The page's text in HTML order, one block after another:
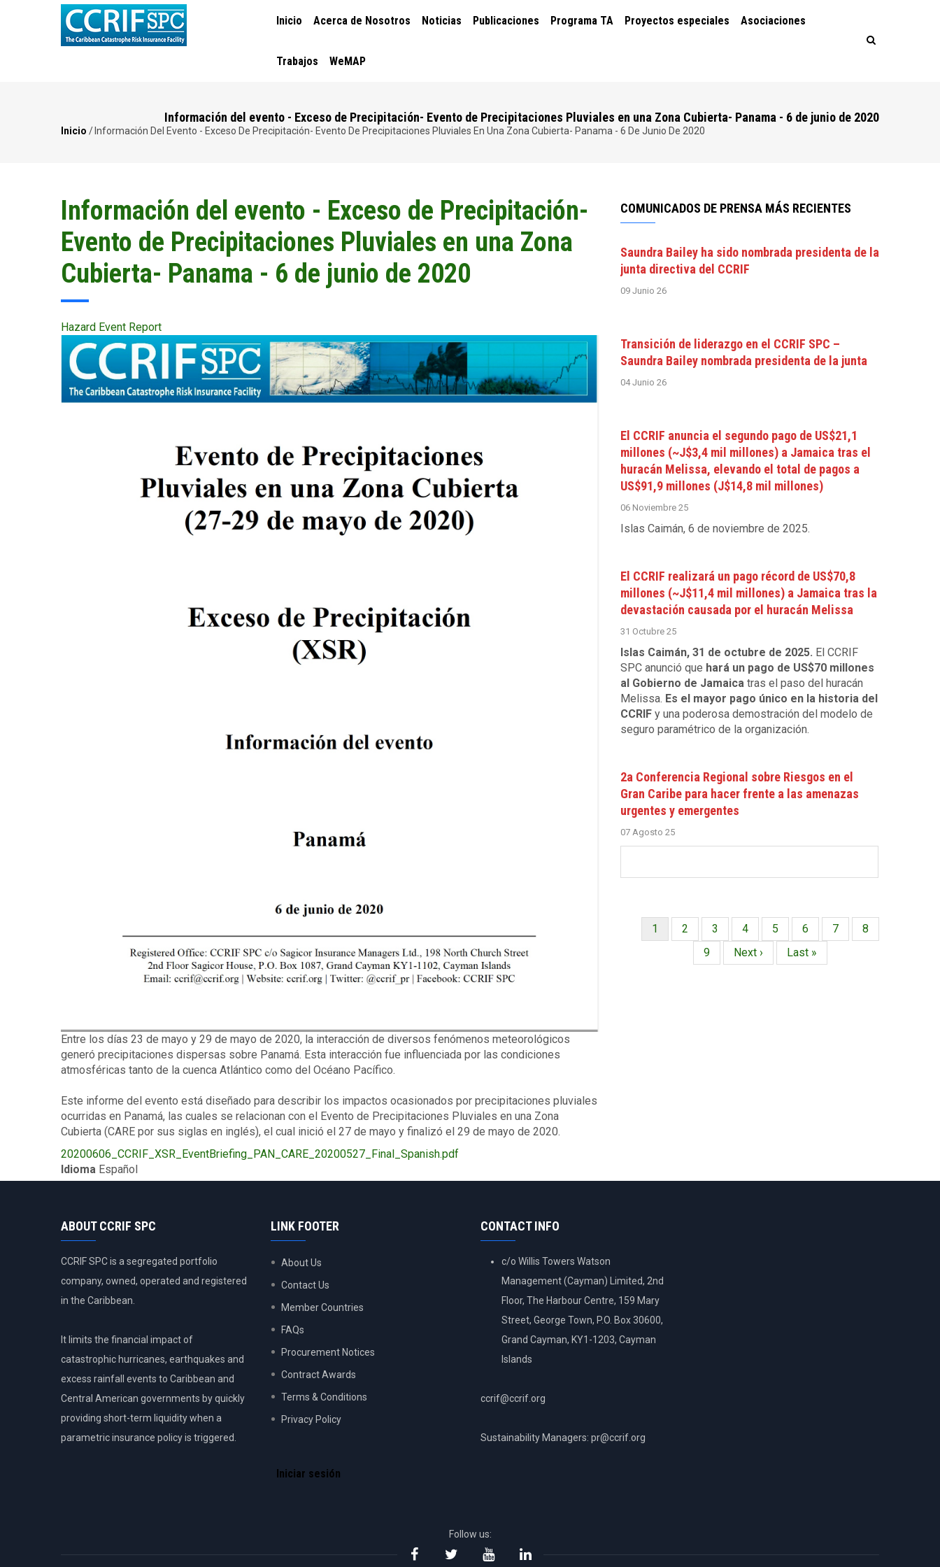
PRINCIPAL
Inicio Acerca de Nosotros Noticias Publicaciones Programa TA Proyectos especiales Asociaciones
Trabajos WeMAP
Información del evento - Exceso de Precipitación- Evento de Precipitaciones Pluviales en una Zona Cubierta- Panama - 6 de junio de 2020
Inicio / Información Del Evento - Exceso De Precipitación- Evento De Precipitaciones Pluviales En Una Zona Cubierta- Panama - 6 De Junio De 2020
Información del evento - Exceso de Precipitación-
Evento de Precipitaciones Pluviales en una Zona
Cubierta- Panama - 6 de junio de 2020
Hazard Event Report
Publication
Cover
Description
Entre los días 23 de mayo y 29 de mayo de 2020, la interacción de diversos fenómenos meteorológicos
generó precipitaciones dispersas sobre Panamá. Esta interacción fue influenciada por las condiciones
atmosféricas tanto de la cuenca Atlántico como del Océano Pacífico.
Este informe del evento está diseñado para describir los impactos ocasionados por precipitaciones pluviales
ocurridas en Panamá, las cuales se relacionan con el Evento de Precipitaciones Pluviales en una Zona
Cubierta (CARE por sus siglas en inglés), el cual inició el 27 de mayo y finalizó el 29 de mayo de 2020.
Upload
Publication
20200606_CCRIF_XSR_EventBriefing_PAN_CARE_20200527_Final_Spanish.pdf
Idioma Español
COMUNICADOS DE PRENSA MÁS RECIENTES
Saundra Bailey ha sido nombrada presidenta de la
junta directiva del CCRIF
09 Junio 26
Transición de liderazgo en el CCRIF SPC –
Saundra Bailey nombrada presidenta de la junta
04 Junio 26
El CCRIF anuncia el segundo pago de US$21,1
millones (~J$3,4 mil millones) a Jamaica tras el
huracán Melissa, elevando el total de pagos a
US$91,9 millones (J$14,8 mil millones)
06 Noviembre 25
Islas Caimán, 6 de noviembre de 2025.
El CCRIF realizará un pago récord de US$70,8
millones (~J$11,4 mil millones) a Jamaica tras la
devastación causada por el huracán Melissa
31 Octubre 25
Islas Caimán, 31 de octubre de 2025. El CCRIF
SPC anunció que hará un pago de US$70 millones
al Gobierno de Jamaica tras el paso del huracán
Melissa. Es el mayor pago único en la historia del
CCRIF y una poderosa demostración del modelo de
seguro paramétrico de la organización.
2a Conferencia Regional sobre Riesgos en el
Gran Caribe para hacer frente a las amenazas
urgentes y emergentes
07 Agosto 25
Paginación
Página
actual
1 Página
2 Página
3 Página
4 Página
5 Página
6 Página
7 Página
8
Página
9
Siguiente
página
Next ›
Última
página
Last »
ABOUT CCRIF SPC
CCRIF SPC is a segregated portfolio
company, owned, operated and registered
in the Caribbean.
It limits the financial impact of
catastrophic hurricanes, earthquakes and
excess rainfall events to Caribbean and
Central American governments by quickly
providing short-term liquidity when a
parametric insurance policy is triggered.
LINK FOOTER
About Us
Contact Us
Member Countries
FAQs
Procurement Notices
Contract Awards
Terms & Conditions
Privacy Policy
ACCOUNT
Iniciar sesión
CONTACT INFO
c/o Willis Towers Watson
Management (Cayman) Limited, 2nd
Floor, The Harbour Centre, 159 Mary
Street, George Town, P.O. Box 30600,
Grand Cayman, KY1-1203, Cayman
Islands
ccrif@ccrif.org
Sustainability Managers: pr@ccrif.org
Follow us: